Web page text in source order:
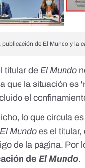
publicación de El Mundo y la
titular deEl Mundo
que la situación es
el
lo que circula
El Mundo es el
de la página. Por
deEl Mundo.